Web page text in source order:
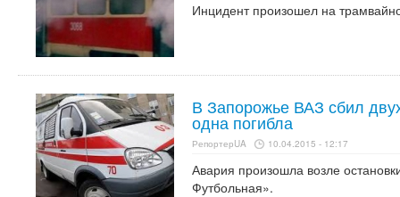
Инцидент произошел на
В Запорожье ВАЗ сбил
одна погибла
РепортерUA 10.04.2015 - 12:17
Авария произошла возле
Футбольная».